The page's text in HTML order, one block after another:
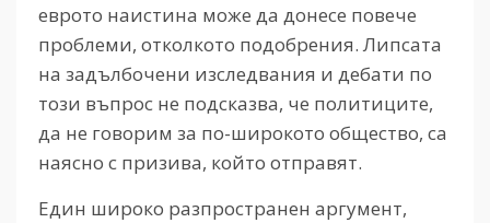
еврото наистина може да донесе повече
проблеми, отколкото подобрения. Липсата
на задълбочени изследвания и дебати по
този въпрос не подсказва, че политиците,
да не говорим за по-широкото общество, са
наясно с призива, който отправят.
Един широко разпространен аргумент,